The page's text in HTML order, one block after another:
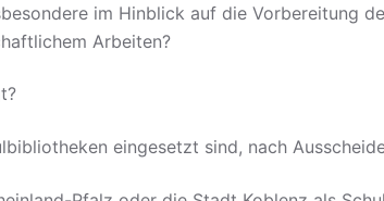
im Hinblick auf die Vorbereitung
Arbeiten?
eingesetzt sind, nach